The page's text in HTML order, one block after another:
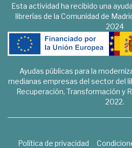
Esta actividad ha recibido una
librerías de la Comunidad de
2024
Ayudas públicas para la
medianas empresas del sector del
Recuperación, Transformación y
2022.
Política de privacidad